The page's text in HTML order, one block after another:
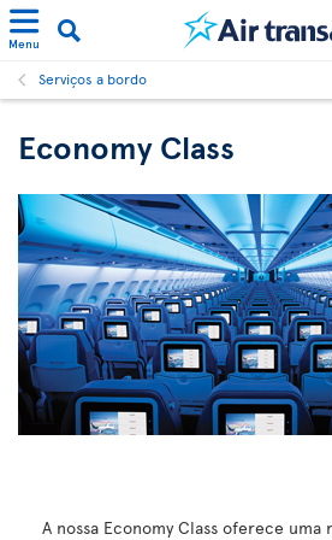
Menu
Serviços a bordo
Economy Class
A nossa Economy Class oferece